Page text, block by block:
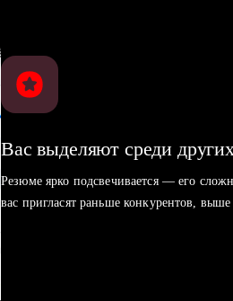
Вас выделяют среди
Резюме ярко подсвечивается — его
вас пригласят раньше конкурентов, выше